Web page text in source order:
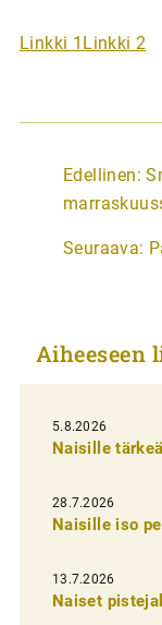
Linkki 1 Linkki 2
A
r
i
e
i
e
n
s
e
l
Edellinen:
Seuraava:
5.8.2026
Naisille
28.7.2026
Naisille iso
13.7.2026
Naiset